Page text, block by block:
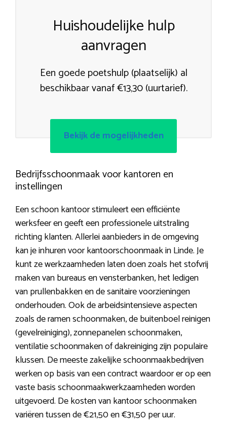
Huishoudelijke hulp
aanvragen
Een goede poetshulp (plaatselijk) al
beschikbaar vanaf €13,30 (uurtarief).
Bekijk de mogelijkheden
Bedrijfsschoonmaak voor kantoren en
instellingen
Een schoon kantoor stimuleert een efficiënte
werksfeer en geeft een professionele uitstraling
richting klanten. Allerlei aanbieders in de omgeving
kan je inhuren voor kantoorschoonmaak in Linde. Je
kunt ze werkzaamheden laten doen zoals het stofvrij
maken van bureaus en vensterbanken, het ledigen
van prullenbakken en de sanitaire voorzieningen
onderhouden. Ook de arbeidsintensieve aspecten
zoals de ramen schoonmaken, de buitenboel reinigen
(gevelreiniging), zonnepanelen schoonmaken,
ventilatie schoonmaken of dakreiniging zijn populaire
klussen. De meeste zakelijke schoonmaakbedrijven
werken op basis van een contract waardoor er op een
vaste basis schoonmaakwerkzaamheden worden
uitgevoerd. De kosten van kantoor schoonmaken
variëren tussen de €21,50 en €31,50 per uur.